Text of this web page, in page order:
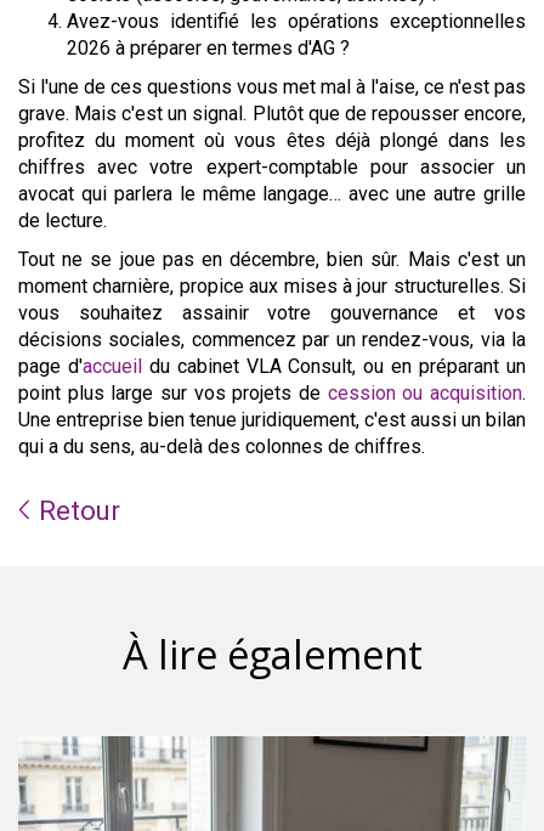
Avez-vous identifié les opérations exceptionnelles
2026 à préparer en termes d'AG ?
Si l'une de ces questions vous met mal à l'aise, ce n'est pas
grave. Mais c'est un signal. Plutôt que de repousser encore,
profitez du moment où vous êtes déjà plongé dans les
chiffres avec votre expert-comptable pour associer un
avocat qui parlera le même langage… avec une autre grille
de lecture.
Tout ne se joue pas en décembre, bien sûr. Mais c'est un
moment charnière, propice aux mises à jour structurelles. Si
vous souhaitez assainir votre gouvernance et vos
décisions sociales, commencez par un rendez-vous, via la
page d'accueildu cabinet VLA Consult, ou en préparant un
point plus large sur vos projets de cession ou acquisition.
Une entreprise bien tenue juridiquement, c'est aussi un bilan
qui a du sens, au-delà des colonnes de chiffres.
Retour
À lire également